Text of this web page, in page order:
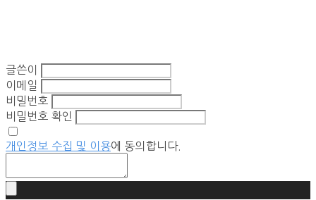
글쓴이
이메일
비밀번호
비밀번호 확인
개인정보 수집 및 이용에 동의합니다.